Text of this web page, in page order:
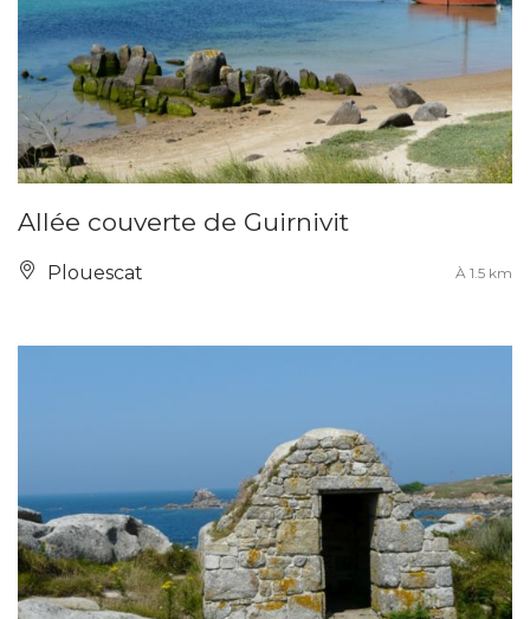
Allée couverte de Guirnivit
Plouescat À 1.5 km